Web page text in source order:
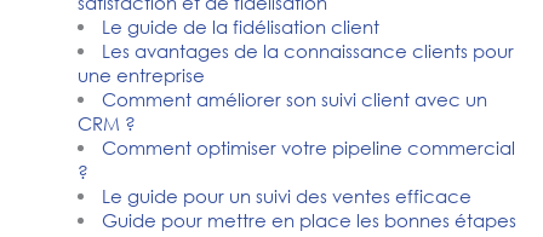
Le guide de la fidélisation client
Les avantages de la connaissance clients pour
une entreprise
Comment améliorer son suivi client avec un
CRM ?
Comment optimiser votre pipeline commercial
?
Le guide pour un suivi des ventes efficace
Guide pour mettre en place les bonnes étapes